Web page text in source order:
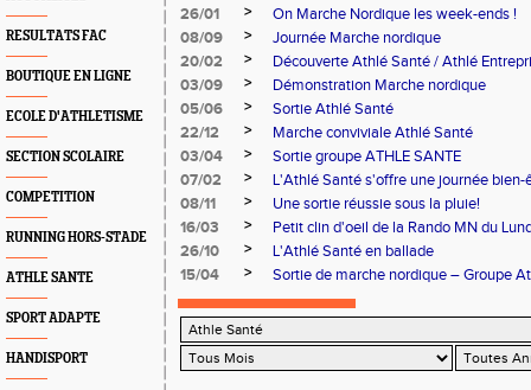
RESULTATS FAC
BOUTIQUE EN LIGNE
ECOLE D'ATHLETISME
SECTION SCOLAIRE
COMPETITION
RUNNING HORS-STADE
ATHLE SANTE
SPORT ADAPTE
HANDISPORT
26/01
>
On Marche Nordique les week-ends !
08/09
>
Journée Marche nordique
20/02
>
Découverte Athlé Santé / Athlé
03/09
>
Démonstration Marche nordique
05/06
>
Sortie Athlé Santé
22/12
>
Marche conviviale Athlé Santé
03/04
>
Sortie groupe ATHLE SANTE
07/02
>
L'Athlé Santé s'offre une journée bien-
08/11
>
Une sortie réussie sous la pluie!
16/03
>
Petit clin d'oeil de la Rando MN du
26/10
>
L'Athlé Santé en ballade
15/04
> Sortie de marche nordique – Groupe